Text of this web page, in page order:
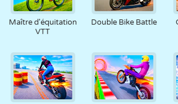
RÉACTION RÉTRO ROBOT
TANK TENNIS MORPION
Maître d'équitation
VTT
Double Bike Battle